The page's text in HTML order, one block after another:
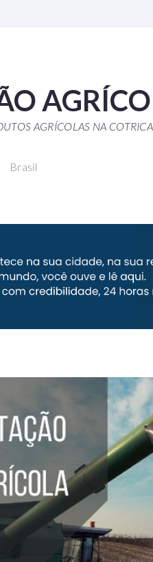
AGRÍCOLAS NA
Brasil